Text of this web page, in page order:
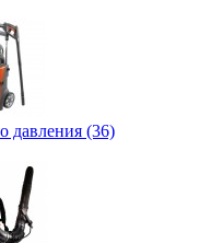
давления (36)